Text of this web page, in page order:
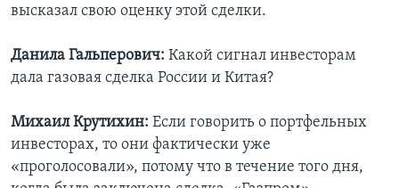
высказал свою оценку этой сделки.
Данила Гальперович: Какой сигнал инвесторам
дала газовая сделка России и Китая?
Михаил Крутихин: Если говорить о портфельных
инвесторах, то они фактически уже
«проголосовали», потому что в течение того дня,